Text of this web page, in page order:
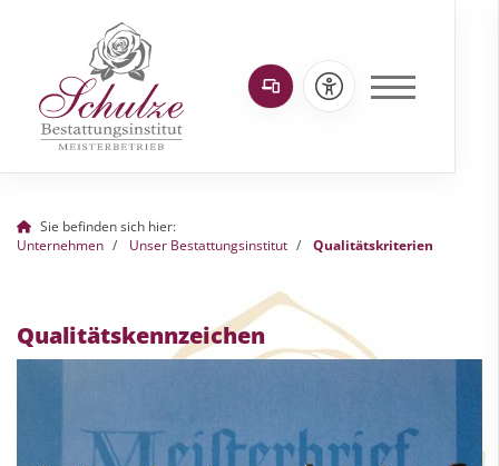
Sie befinden sich hier:
Unternehmen
Unser Bestattungsinstitut Qualitätskriterien
Qualitätskennzeichen